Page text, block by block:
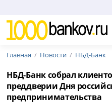
Главная Новости НБД-Банк
НБД-Банк собрал
преддверии Дня
предпринимательства